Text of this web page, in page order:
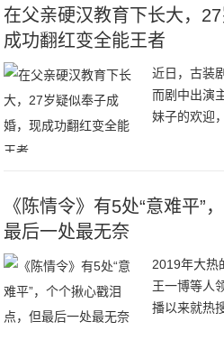
在父亲硬汉教育下长大，
成功翻红变全能王者
近日，古装
而剧中出演
妹子的欢迎
角已经开
《陈情令》有5处“意难平”
最后一处最无奈
2019年大热
王一博等人
播以来就热
评分从开